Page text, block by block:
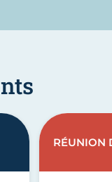
RÉUNION